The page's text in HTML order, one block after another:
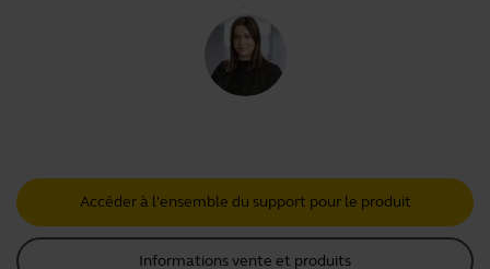
Accéder à l'ensemble du support pour le produit
Informations vente et produits